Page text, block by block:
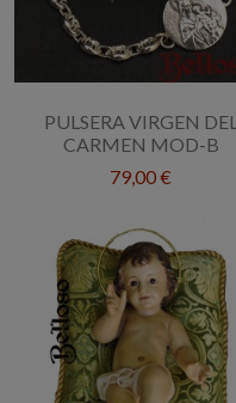
PULSERA VIRGEN DEL
CARMEN MOD-B
79,00 €